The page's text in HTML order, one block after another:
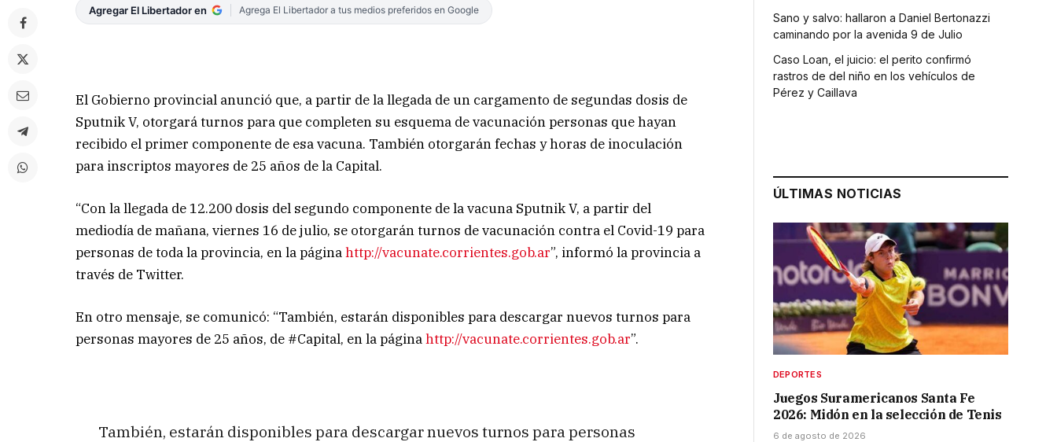
Agregar El Libertador en Agrega El Libertador a tus medios preferidos en Google
El Gobierno provincial anunció que, a partir de la llegada de un cargamento de segundas dosis de
Sputnik V, otorgará turnos para que completen su esquema de vacunación personas que hayan
recibido el primer componente de esa vacuna. También otorgarán fechas y horas de inoculación
para inscriptos mayores de 25 años de la Capital.
“Con la llegada de 12.200 dosis del segundo componente de la vacuna Sputnik V, a partir del
mediodía de mañana, viernes 16 de julio, se otorgarán turnos de vacunación contra el Covid-19 para
personas de toda la provincia, en la páginahttp://vacunate.corrientes.gob.ar”, informó la provincia a
través de Twitter.
En otro mensaje, se comunicó: “También, estarán disponibles para descargar nuevos turnos para
personas mayores de 25 años, de #Capital, en la páginahttp://vacunate.corrientes.gob.ar”.
También, estarán disponibles para descargar nuevos turnos para personas
Sano y salvo: hallaron a Daniel Bertonazzi
caminando por la avenida 9 de Julio
Caso Loan, el juicio: el perito confirmó
rastros de del niño en los vehículos de
Pérez y Caillava
ÚLTIMAS NOTICIAS
DEPORTES
Juegos Suramericanos Santa Fe
2026: Midón en la selección de Tenis
6 de agosto de 2026